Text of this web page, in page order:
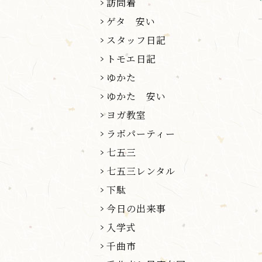
ゲタ 安い
スタッフ日記
トモエ日記
ゆかた
ゆかた 安い
ヨガ教室
ラボパーティー
七五三
七五三レンタル
下駄
今日の出来事
入学式
千曲市